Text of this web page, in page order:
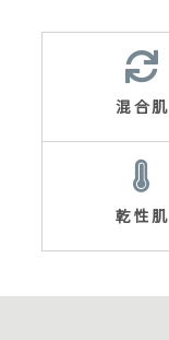
混合肌
乾性肌